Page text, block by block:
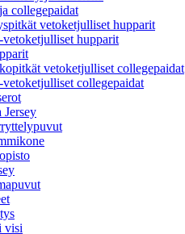
collegepaidat
vetoketjulliset hupparit
vetoketjulliset hupparit
vetoketjulliset collegepaidat
vetoketjulliset collegepaidat
visi